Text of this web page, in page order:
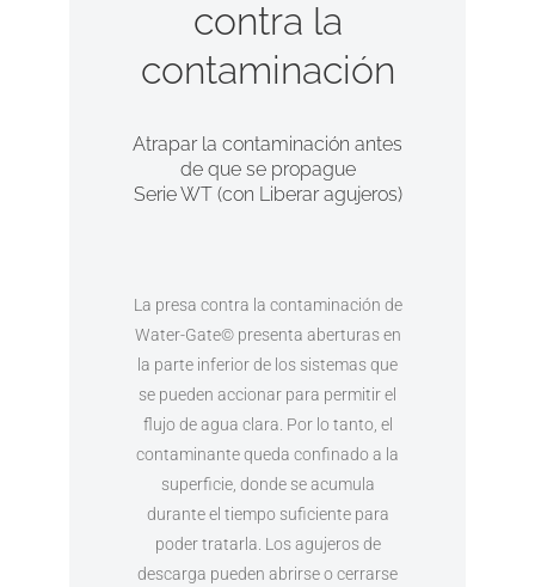
contra la
contaminación
Atrapar la contaminación antes
de que se propague
Serie WT (con Liberar agujeros)
La presa contra la contaminación de
Water-Gate© presenta aberturas en
la parte inferior de los sistemas que
se pueden accionar para permitir el
flujo de agua clara. Por lo tanto, el
contaminante queda confinado a la
superficie, donde se acumula
durante el tiempo suficiente para
poder tratarla. Los agujeros de
descarga pueden abrirse o cerrarse